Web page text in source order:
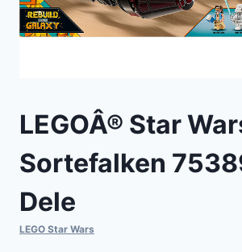
LEGOÂ® Star
Sortefalken
Dele
LEGO Star Wars